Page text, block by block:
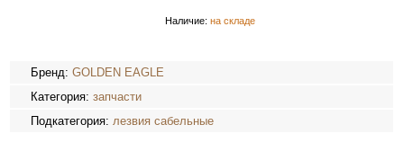
Наличие: на складе
Бренд:GOLDEN EAGLE
Категория:запчасти
Подкатегория:лезвия сабельные